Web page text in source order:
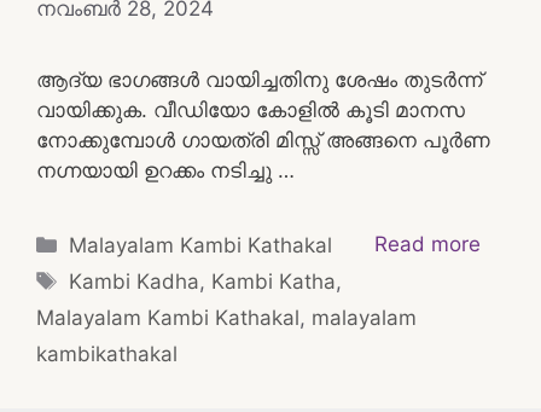
നവംബർ 28, 2024
ആദ്യ ഭാഗങ്ങൾ വായിച്ചതിനു ശേഷം തുടർന്ന്
വായിക്കുക. വീഡിയോ കോളിൽ കൂടി മാനസ
നോക്കുമ്പോൾ ഗായത്രി മിസ്സ്‌ അങ്ങനെ പൂർണ
നഗ്നയായി ഉറക്കം നടിച്ചു …
Read more
Categories
Malayalam Kambi Kathakal
Tags
Kambi Kadha, Kambi Katha,
Malayalam Kambi Kathakal, malayalam
kambikathakal